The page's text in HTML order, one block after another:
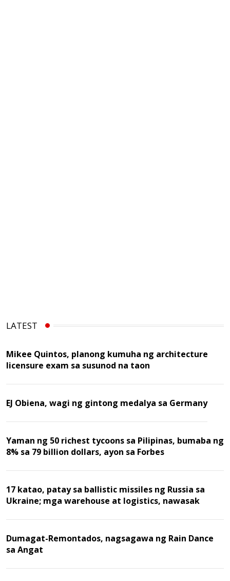
LATEST
Mikee Quintos, planong kumuha ng architecture
licensure exam sa susunod na taon
EJ Obiena, wagi ng gintong medalya sa Germany
Yaman ng 50 richest tycoons sa Pilipinas, bumaba ng
8% sa 79 billion dollars, ayon sa Forbes
17 katao, patay sa ballistic missiles ng Russia sa
Ukraine; mga warehouse at logistics, nawasak
Dumagat-Remontados, nagsagawa ng Rain Dance
sa Angat